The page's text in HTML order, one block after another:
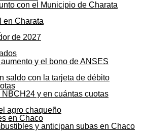
con el Municipio de Charata
en Charata
de 2027
y el bono de ANSES
saldo con la tarjeta de débito
y en cuántas cuotas
agro chaqueño
y anticipan subas en Chaco